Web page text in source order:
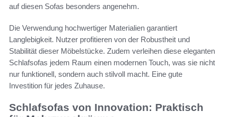
auf diesen Sofas besonders angenehm.
Die Verwendung hochwertiger Materialien garantiert
Langlebigkeit. Nutzer profitieren von der Robustheit und
Stabilität dieser Möbelstücke. Zudem verleihen diese eleganten
Schlafsofas jedem Raum einen modernen Touch, was sie nicht
nur funktionell, sondern auch stilvoll macht. Eine gute
Investition für jedes Zuhause.
Schlafsofas von Innovation: Praktisch